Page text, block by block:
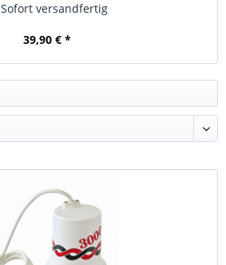
Sofort versandfertig
39,90 € *